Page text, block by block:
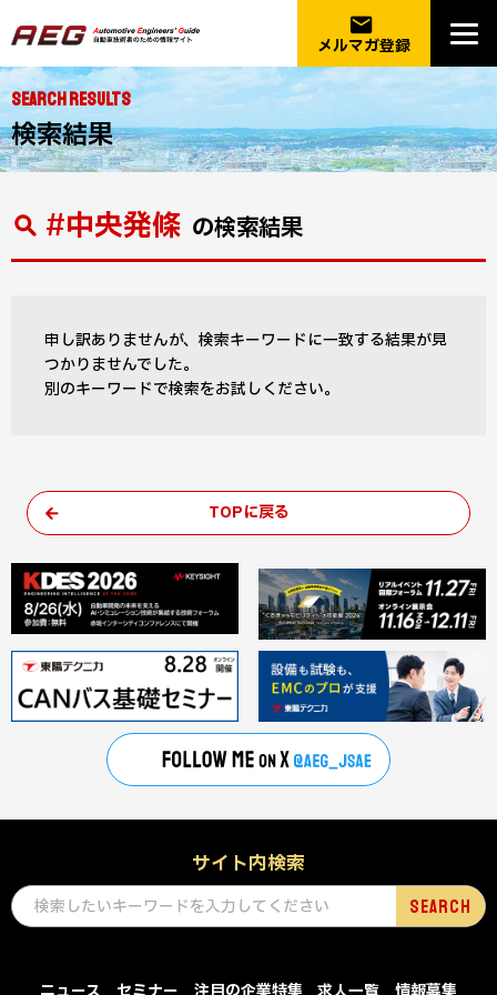
email
メルマガ登録
SEARCH RESULTS
検索結果
#中央発條 の検索結果
申し訳ありませんが、検索キーワードに一致する結果が見
つかりませんでした。
別のキーワードで検索をお試しください。
TOPに戻る
サイト内検索